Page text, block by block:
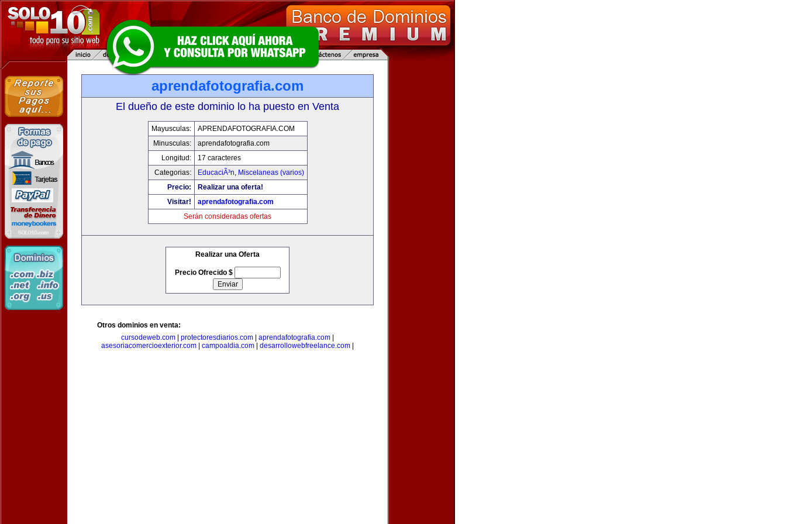
aprendafotografia.com
El dueño de este dominio lo ha puesto en Venta
Mayusculas:
APRENDAFOTOGRAFIA.COM
Minusculas:
aprendafotografia.com
Longitud:
17 caracteres
Categorias:
EducaciÃ³n, Miscelaneas (varios)
Precio:
Realizar una oferta!
Visitar!
aprendafotografia.com
Serán consideradas ofertas
Realizar una Oferta
Precio Ofrecido $
Otros dominios en venta:
cursodeweb.com
protectoresdiarios.com aprendafotografia.com
asesoriacomercioexterior.com
campoaldia.com desarrollowebfreelance.com